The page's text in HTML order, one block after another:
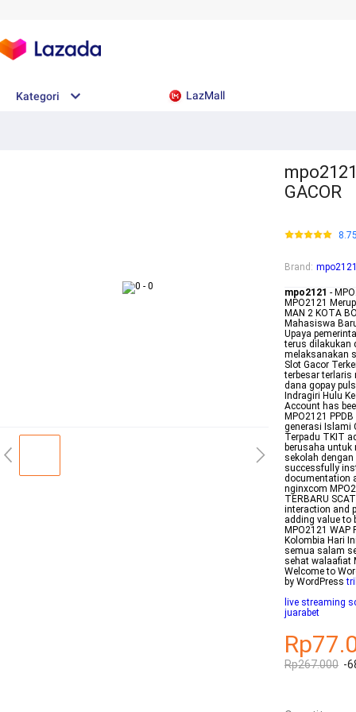
Kategori LazMall
GACOR
Brand :
mpo2121 -
MPO2121
MAN 2 KOTA
Mahasiswa
Upaya
terus dilakukan
melaksanakan
Slot Gacor
terbesar terlaris
dana gopay
Indragiri Hulu
Account has
MPO2121
generasi Islami
Terpadu TKIT
berusaha untuk
sekolah
successfully
documentation
nginxcom
TERBARU
interaction and
adding value to
MPO2121 WAP
Kolombia Hari
semua salam
sehat walaafiat
Welcome to
by WordPress
live streaming
juarabet
Rp267.000 -